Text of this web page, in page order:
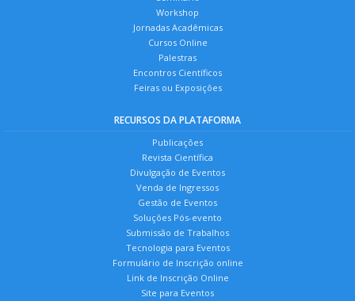
Workshop
Jornadas Acadêmicas
Cursos Online
Palestras
Encontros Científicos
Feiras ou Exposições
RECURSOS DA PLATAFORMA
Publicações
Revista Científica
Divulgação de Eventos
Venda de Ingressos
Gestão de Eventos
Soluções Pós-evento
Submissão de Trabalhos
Tecnologia para Eventos
Formulário de Inscrição online
Link de Inscrição Online
Site para Eventos